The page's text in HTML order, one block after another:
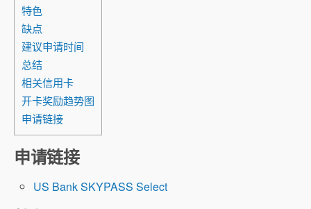
特色
缺点
建议申请时间
总结
相关信用卡
开卡奖励趋势图
申请链接
申请链接
US Bank SKYPASS Select